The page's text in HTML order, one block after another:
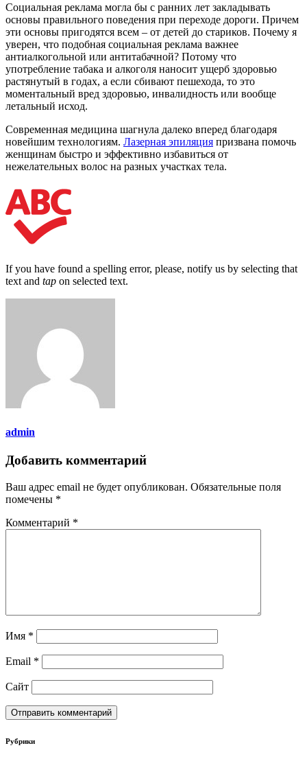
Социальная реклама могла бы с ранних лет закладывать
основы правильного поведения при переходе дороги. Причем
эти основы пригодятся всем – от детей до стариков. Почему я
уверен, что подобная социальная реклама важнее
антиалкогольной или антитабачной? Потому что
употребление табака и алкоголя наносит ущерб здоровью
растянутый в годах, а если сбивают пешехода, то это
моментальный вред здоровью, инвалидность или вообще
летальный исход.
Современная медицина шагнула далеко вперед благодаря
новейшим технологиям. Лазерная эпиляция призвана помочь
женщинам быстро и эффективно избавиться от
нежелательных волос на разных участках тела.
If you have found a spelling error, please, notify us by selecting that
text and tap on selected text.
admin
Добавить комментарий
Ваш адрес email не будет опубликован. Обязательные поля
помечены *
Комментарий *
Имя *
Email *
Сайт
Рубрики